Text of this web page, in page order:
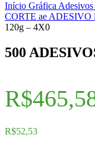
Início Gráfica Adesivos
CORTE ae ADESIVO
120g – 4X0
500
R$
R$52,53